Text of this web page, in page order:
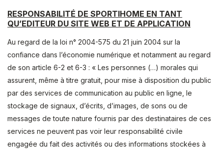
RESPONSABILITÉ DE SPORTIHOME EN TANT
QU’EDITEUR DU SITE WEB ET DE APPLICATION
Au regard de la loi n° 2004-575 du 21 juin 2004 sur la
confiance dans l’économie numérique et notamment au regard
de son article 6-2 et 6-3 : « Les personnes (…) morales qui
assurent, même à titre gratuit, pour mise à disposition du public
par des services de communication au public en ligne, le
stockage de signaux, d’écrits, d’images, de sons ou de
messages de toute nature fournis par des destinataires de ces
services ne peuvent pas voir leur responsabilité civile
engagée du fait des activités ou des informations stockées à